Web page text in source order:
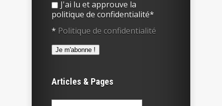
J'ai lu et approuve la
politique de confidentialité*
* Politique de confidentialité
Articles & Pages
Rechercher :